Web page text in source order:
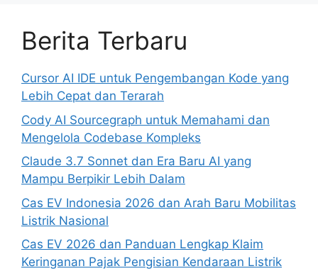
Berita Terbaru
Cursor AI IDE untuk Pengembangan Kode yang
Lebih Cepat dan Terarah
Cody AI Sourcegraph untuk Memahami dan
Mengelola Codebase Kompleks
Claude 3.7 Sonnet dan Era Baru AI yang
Mampu Berpikir Lebih Dalam
Cas EV Indonesia 2026 dan Arah Baru Mobilitas
Listrik Nasional
Cas EV 2026 dan Panduan Lengkap Klaim
Keringanan Pajak Pengisian Kendaraan Listrik